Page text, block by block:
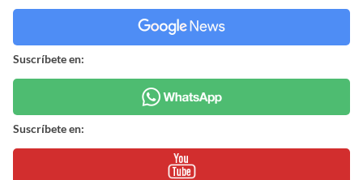
Suscríbete en:
Suscríbete en: